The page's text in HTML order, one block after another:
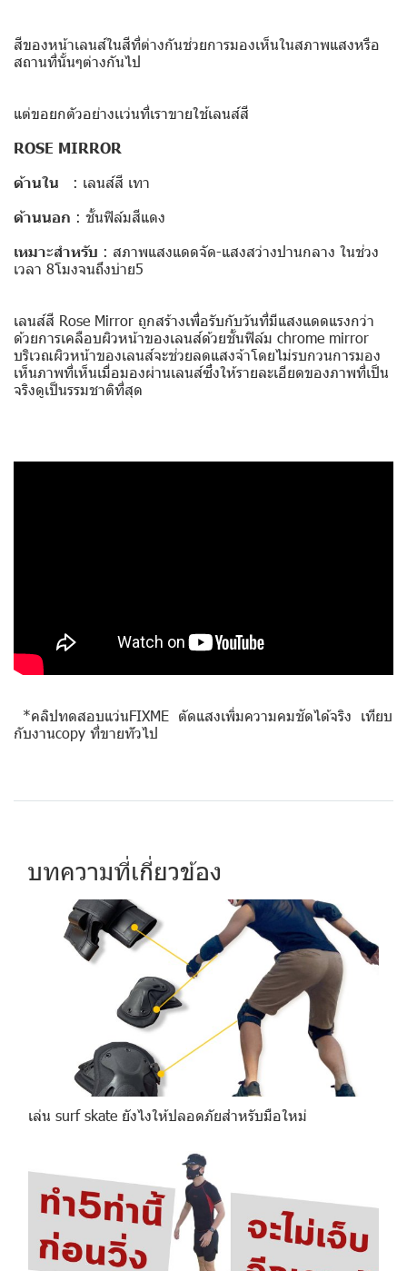
สีของหน้าเลนส์ในสีที่ต่างกันช่วยการมองเห็นในสภาพแสงหรือ
สถานที่นั้นๆต่างกันไป
แต่ขอยกตัวอย่างเเว่นที่เราขายใช้เลนส์สี
ROSE MIRROR
ด้านใน : เลนส์สี เทา
ด้านนอก : ชั้นฟิล์มสีแดง
เหมาะสำหรับ : สภาพแสงแดดจัด-แสงสว่างปานกลาง ในช่วง
เวลา 8โมงจนถึงบ่าย5
เลนส์สี Rose Mirror ถูกสร้างเพื่อรับกับวันที่มีแสงแดดแรงกว่า
ด้วยการเคลือบผิวหน้าของเลนส์ด้วยชั้นฟิล์ม chrome mirror
บริเวณผิวหน้าของเลนส์จะช่วยลดแสงจ้าโดยไม่รบกวนการมอง
เห็นภาพที่เห็นเมื่อมองผ่านเลนส์ซึ่งให้รายละเอียดของภาพที่เป็น
จริงดูเป็นรรมชาติที่สุด
*คลิปทดสอบแว่นFIXME ตัดแสงเพิ่มความคมชัดได้จริง เทียบ
กับงานcopy ที่ขายท่ัวไป
บทความที่เกี่ยวข้อง
เล่น surf skate ยังไงให้ปลอดภัยสำหรับมือใหม่